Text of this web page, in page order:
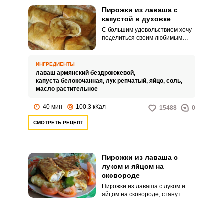
Пирожки из лаваша с
капустой в духовке
С большим удовольствием хочу
поделиться своим любимым
вкусными с хрустящим тестом и
сочной начинкой.
ИНГРЕДИЕНТЫ
лаваш армянский бездрожжевой,
капуста белокочанная, лук репчатый, яйцо, соль,
масло растительное
40 мин 100.3 кКал 15488 0
СМОТРЕТЬ РЕЦЕПТ
Пирожки из лаваша с
луком и яйцом на
сковороде
Пирожки из лаваша с луком и
яйцом на сковороде, станут